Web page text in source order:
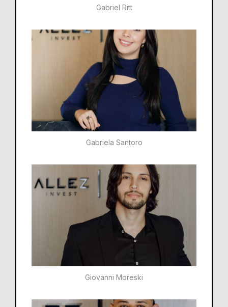
Gabriel Ritt
Gabriela Santoro​
Giovanni Moreski